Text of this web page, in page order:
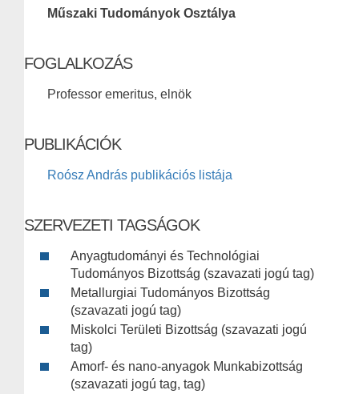
Műszaki Tudományok Osztálya
FOGLALKOZÁS
Professor emeritus, elnök
PUBLIKÁCIÓK
Roósz András publikációs listája
SZERVEZETI TAGSÁGOK
Anyagtudományi és Technológiai
Tudományos Bizottság (szavazati jogú tag)
Metallurgiai Tudományos Bizottság
(szavazati jogú tag)
Miskolci Területi Bizottság (szavazati jogú
tag)
Amorf- és nano-anyagok Munkabizottság
(szavazati jogú tag, tag)